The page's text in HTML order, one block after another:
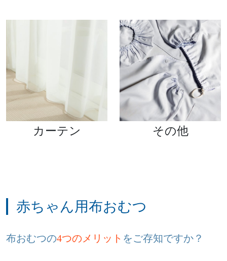
カーテン その他
赤ちゃん用布おむつ
布おむつの4つのメリット をご存知ですか？